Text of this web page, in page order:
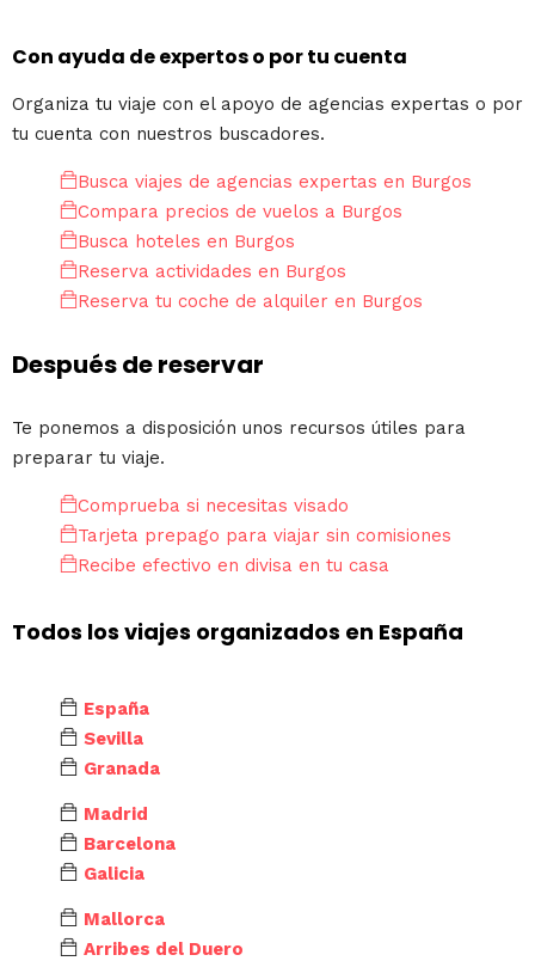
Con ayuda de expertos o por tu cuenta
Organiza tu viaje con el apoyo de agencias expertas o por
tu cuenta con nuestros buscadores.
Busca viajes de agencias expertas en Burgos
Compara precios de vuelos a Burgos
Busca hoteles en Burgos
Reserva actividades en Burgos
Reserva tu coche de alquiler en Burgos
Después de reservar
Te ponemos a disposición unos recursos útiles para
preparar tu viaje.
Comprueba si necesitas visado
Tarjeta prepago para viajar sin comisiones
Recibe efectivo en divisa en tu casa
Todos los viajes organizados en España
España
Sevilla
Granada
Madrid
Barcelona
Galicia
Mallorca
Arribes del Duero